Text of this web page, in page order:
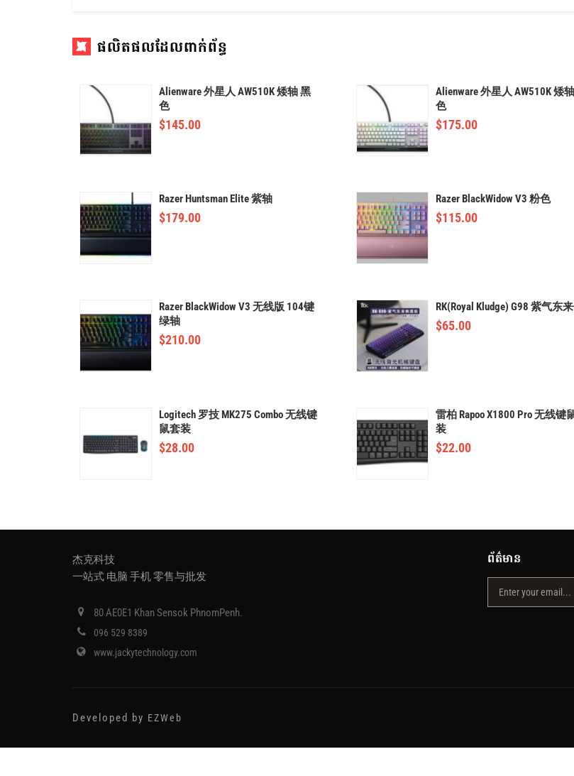
ផលិតផលដែលពាក់ព័ន្ធ
Alienware 外星人 AW510K 矮轴 黑
色
$145.00
Alienware 外星人 AW510K 矮
色
$175.00
Razer Huntsman Elite 紫轴
$179.00
Razer BlackWidow V3 粉色
$115.00
Razer BlackWidow V3 无线版 104键
绿轴
$210.00
RK(Royal Kludge) G98 紫气东
$65.00
Logitech 罗技 MK275 Combo 无线键
鼠套装
$28.00
雷柏 Rapoo X1800 Pro 无线键
装
$22.00
杰克科技
一站式 电脑 手机 零售与批发
80 AE0E1 Khan Sensok PhnomPenh.
096 529 8389
www.jackytechnology.com
ព័ត៌មាន
Developed by EZWeb